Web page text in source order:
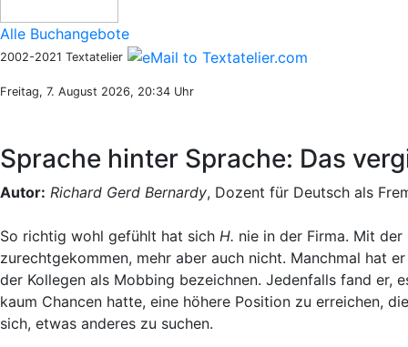
Alle Buchangebote
2002-2021 Textatelier
Freitag, 7. August 2026, 20:34 Uhr
Sprache hinter Sprache: Das
Autor: Richard Gerd Bernardy, Dozent für Deutsch als
So richtig wohl gefühlt hat sich H. nie in der Firma. Mit
zurechtgekommen, mehr aber auch nicht. Manchmal hat
der Kollegen als Mobbing bezeichnen. Jedenfalls fand
kaum Chancen hatte, eine höhere Position zu erreichen,
sich, etwas anderes zu suchen.